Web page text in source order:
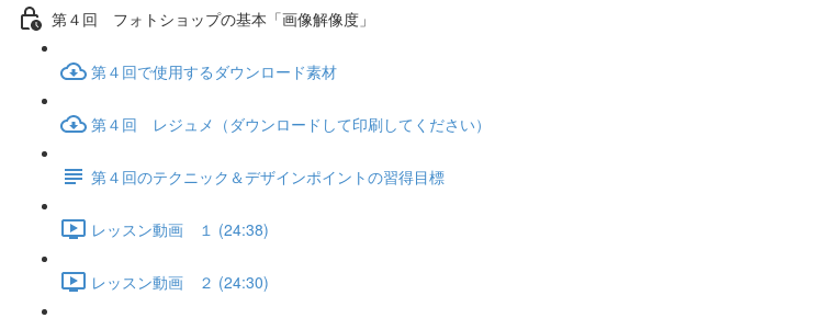
第４回 フォトショップの基本「画像解像度」
第４回で使用するダウンロード素材
第４回 レジュメ（ダウンロードして印刷してください）
第４回のテクニック＆デザインポイントの習得目標
レッスン動画 １ (24:38)
レッスン動画 ２ (24:30)